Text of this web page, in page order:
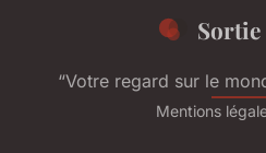
“Votre regard sur le
Mentions